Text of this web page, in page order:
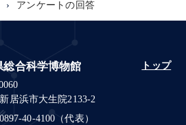
アンケートの回答
総合科学博物館
居浜市大生院2133-2
40-4100（代表）
トップ